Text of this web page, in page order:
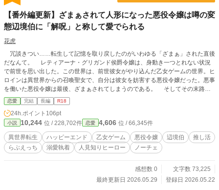
【番外編更新】ざまぁされて人形になった悪役令嬢は噂の変
態辺境伯に「解呪」と称して愛でられる
花虎
冗談きつい……転生して記憶を取り戻したのがいわゆる「ざまぁ」された直後
だなんて。 レティアーナ・グリガンド侯爵令嬢は、身動き一つとれない状況
で前世を思い出した。この世界は、前世彼女がやり込んだ乙女ゲームの世界。ヒ
ロインは異世界からの召喚聖女で、自分は彼女を妨害する悪役令嬢だった。悪事
を働いた悪役令嬢は最後、ざまぁされてしまうのである。 そしてその末路は
全てのルートで同じ。魔法使いに人形に姿を変えられて売られてしまう。つま
り、意識はあっても身体が人形なので一切動かせないし言葉を発することも出来
ない。 こんな転生、何の意味があるのよ！？ しかも露店で雑多に他の人形に
埋もれている状況だ。このままどうなってしまうかわからないレティアーナが、
恐怖に慄いていると、突如誰かに掴まれて人形の山から引き上げられる。眼前に
迫ったのは麗しい美貌を持つ噂の変態辺境伯。 彼は……、社交界にも出ず、
人形ばかり集めて愛でているという美しいけれど変態だと噂の人！ 一体どう
8）×「解呪」を理由に溺愛する変態魔法使い辺境伯（26）のラブコメです。…
ラブコメかなぁ？ ※ムーンライトノベルズ掲載作品です。
恋愛 完結 長編 R18
24h.ポイント 106pt
小説 10,244 位 / 228,702件 恋愛 4,606 位 / 66,345件
異世界転生 ハッピーエンド 乙女ゲーム 悪役令嬢 辺境伯
推し活
らぶえっち
溺愛執着 人見知りヒーロー ノーチェ
感想数 0
文字数 73,225
最終更新日 2026.05.29
登録日 2026.05.22